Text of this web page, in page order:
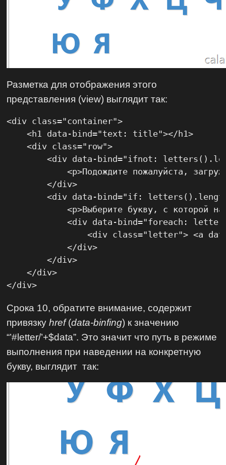
Разметка для отображения этого
представления (view) выглядит так:
<div class="container">
    <h1 data-bind="text: title"></h1>
    <div class="row">
<div data-bind="ifnot:
<p>Подождите пожалуйста,
        </div>
<div data-bind="if:
<p>Выберите букву, с которой
<div data-bind="foreach:
<div class="letter"> <a
            </div>
        </div>
    </div>
</div>
Срока 10, обратите внимание, содержит
привязкуhref(data-binfing) к значению
“’#letter/’+$data”. Это значит что путь в режиме
выполнения при наведении на конкретную
букву, выглядит так: